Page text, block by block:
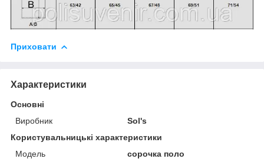
Приховати
Характеристики
Основні
Виробник
Sol's
Користувальницькі характеристики
Модель
сорочка поло